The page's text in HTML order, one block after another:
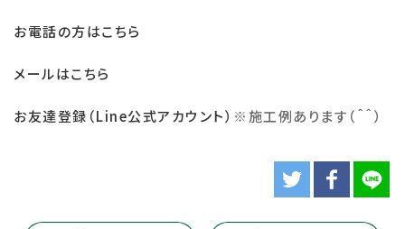
お電話の方はこちら
メールはこちら
お友達登録（Line公式アカウント） ※施工例あります（＾＾）